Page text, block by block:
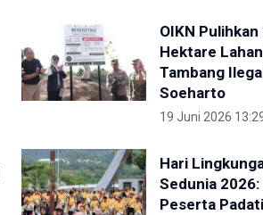
OIKN Pulihkan
Hektare
Tambang
Soeharto
19 Juni 2026
Hari
Sedunia 2026:
Peserta